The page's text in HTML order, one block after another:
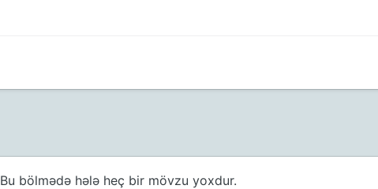
Bu bölmədə hələ heç bir mövzu yoxdur.